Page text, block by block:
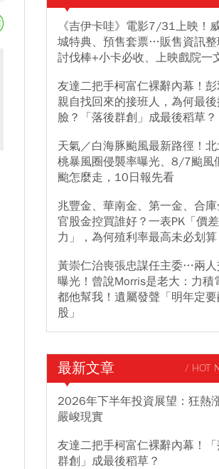
《吉伊卡哇》電影7/31上映！
城特典、預售套票…販售資訊整
討伐棒+小卡必收、上映戲院一
友達二把手柯富仁裸辭內幕！彭
親自找回來的接班人，為何最後
臉？「落後群創」成最後稻草？
天氣／白海豚颱風最新路徑！
桃暴風圈侵襲率曝光、8/7颱風
颱怎麼走，10日報先看
兆豐金、華南金、第一金、合
官股金控買誰好？一表PK「價
力」，為何殖利率最高未必划算
黃崇仁治喪張忠謀任主委…兩人
曝光！曾說Morris是老大：力積
都他幫我！遺屬發聲「明年定
股」
最新文章 / HOT
2026年下半年投資展望：狂熱
嚴峻現實
友達二把手柯富仁裸辭內幕！「
群創」成最後稻草？